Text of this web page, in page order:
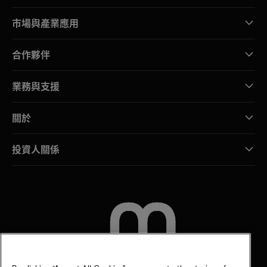
市場與產業應用
合作夥伴
業務與支援
關於
投資人關係